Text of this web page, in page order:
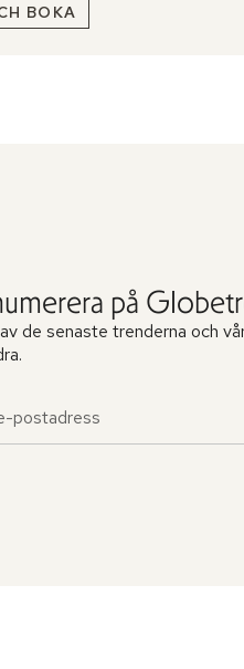
BOKA
på
de senaste trenderna och